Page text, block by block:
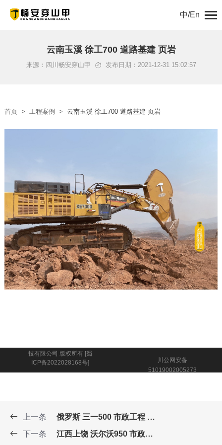
中/En
关于我们
服务支持
联系我们
云南玉溪 徐工700 道路基建 页岩
来源：四川畅安穿山甲 发布日期：2021-12-31 15:02:57
首页 > 工程案例 > 云南玉溪 徐工700 道路基建 页岩
上一条
俄罗斯 三一500 市政工程 冻土
下一条
江西上饶 沃尔沃950 市政工程 砂岩
技有限公司 版权所有 [蜀
ICP备2022028168号]
川公网安备
51019002005273